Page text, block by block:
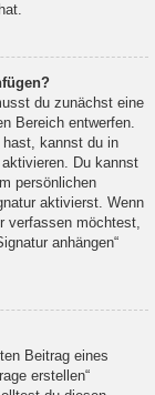
du zunächst eine
Bereich entwerfen.
hast, kannst du in
Du kannst
persönlichen
aktivierst. Wenn
verfassen möchtest,
anhängen“
Beitrag eines
erstellen“